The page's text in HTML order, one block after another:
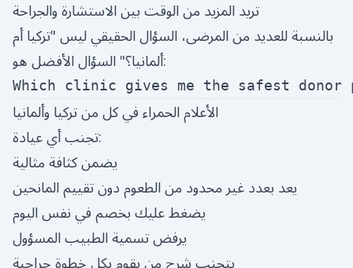
تريد المزيد من الوقت بين الاستشارة والجراحة
بالنسبة للعديد من المرضى، السؤال الحقيقي ليس "تركيا أم
ألمانيا؟" السؤال الأفضل هو:
الأعلام الحمراء في كل من تركيا وألمانيا
تجنب أي عيادة:
يضمن كثافة مثالية
يعد بعدد غير محدود من الطعوم دون تقييم المانحين
يضغط عليك بخصم في نفس اليوم
يرفض تسمية الطبيب المسؤول
يتجنب شرح من يقوم بكل خطوة جراحية